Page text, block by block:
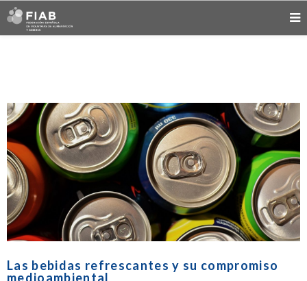
Las bebidas refrescantes y su compromiso
medioambiental